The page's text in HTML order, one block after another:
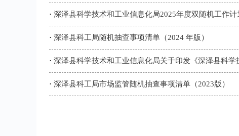
· 深泽县科学技术和工业信息化局2025年度双随机工作计
· 深泽县科工局随机抽查事项清单（2024 年版）
· 深泽县科学技术和工业信息化局关于印发《深泽县科
· 深泽县科工局市场监管随机抽查事项清单（2023版）